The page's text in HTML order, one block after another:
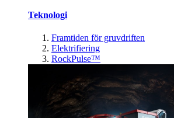
Teknologi
Framtiden för gruvdriften
Elektrifiering
RockPulse™